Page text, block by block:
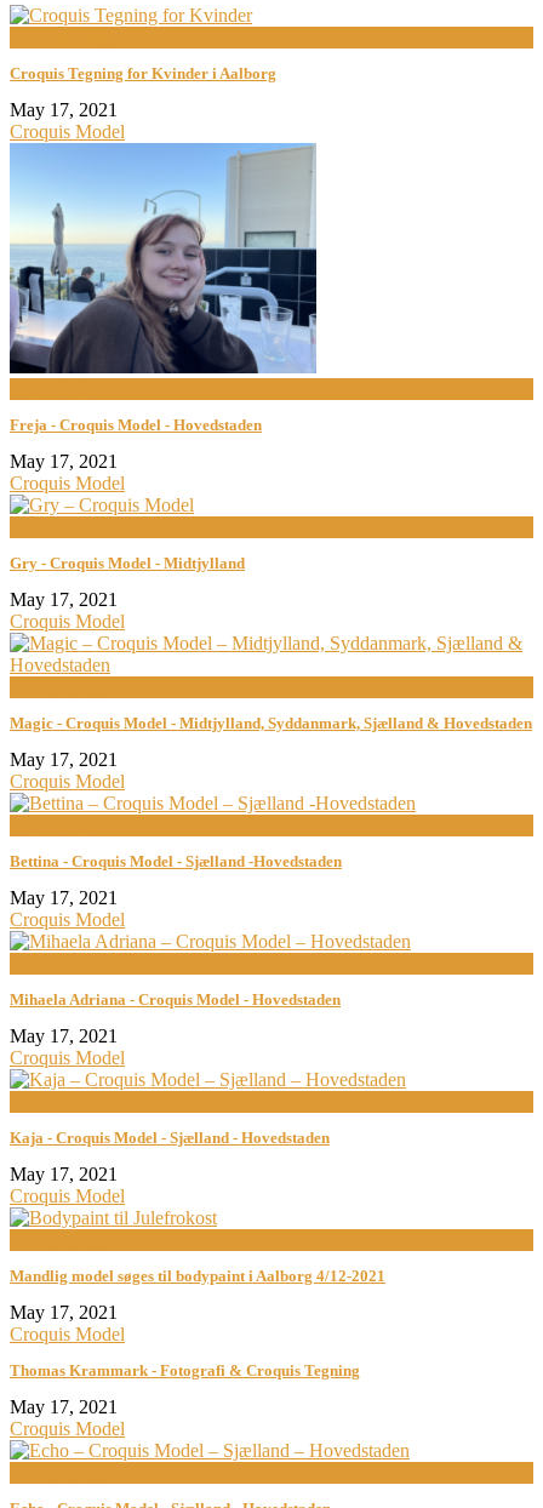
Croquis Tegning for Kvinder i Aalborg
May 17, 2021
Croquis Model
Freja - Croquis Model - Hovedstaden
May 17, 2021
Croquis Model
Gry - Croquis Model - Midtjylland
May 17, 2021
Croquis Model
Magic - Croquis Model - Midtjylland, Syddanmark, Sjælland & Hovedstaden
May 17, 2021
Croquis Model
Bettina - Croquis Model - Sjælland -Hovedstaden
May 17, 2021
Croquis Model
Mihaela Adriana - Croquis Model - Hovedstaden
May 17, 2021
Croquis Model
Kaja - Croquis Model - Sjælland - Hovedstaden
May 17, 2021
Croquis Model
Mandlig model søges til bodypaint i Aalborg 4/12-2021
May 17, 2021
Croquis Model
Thomas Krammark - Fotografi & Croquis Tegning
May 17, 2021
Croquis Model